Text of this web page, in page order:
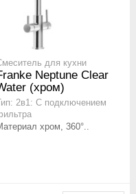
для кухни
Neptune Clear
(хром)
Тип: 2в1: С подключением
хром, 360°..